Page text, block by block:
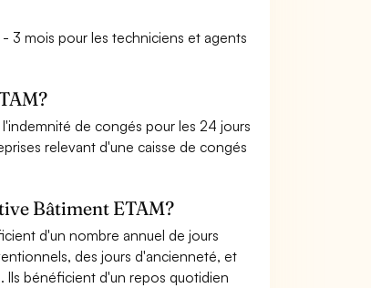
3 mois pour les techniciens et agents
de congés pour les 24 jours
relevant d'une caisse de congés
Bâtiment ETAM?
d'un nombre annuel de jours
des jours d'ancienneté, et
Ils bénéficient d'un repos quotidien